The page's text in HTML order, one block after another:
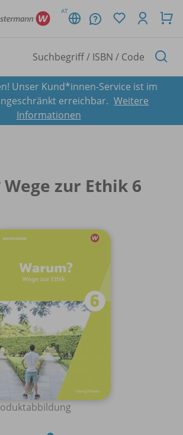
AT
Unser Kund*innen-Service ist im
erreichbar. Weitere
Informationen
zur Ethik 6